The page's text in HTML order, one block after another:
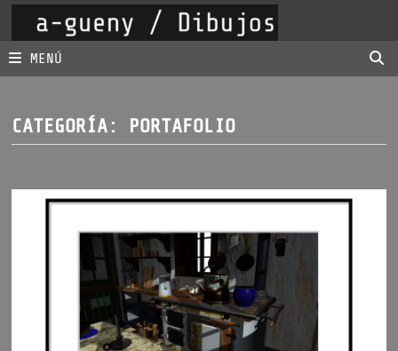
contenido
MENÚ
CATEGORÍA: PORTAFOLIO